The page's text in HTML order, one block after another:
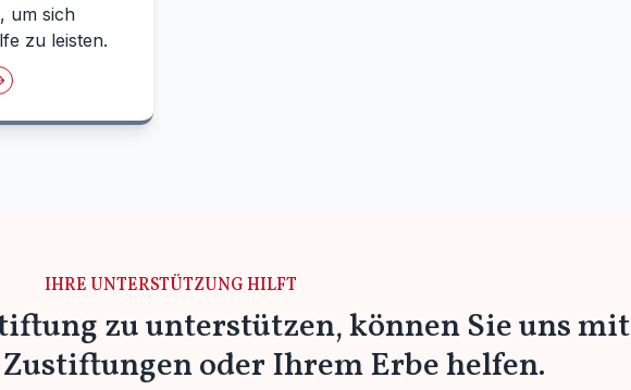
um sich
zu leisten.
IHRE UNTERSTÜTZUNG HILFT
zu unterstützen, können Sie uns mit
oder Ihrem Erbe helfen.